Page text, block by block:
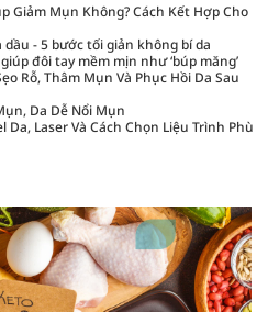
Giảm Mụn Không? Cách Kết Hợp Cho
- 5 bước tối giản không bí da
đôi tay mềm mịn như ‘búp măng’
Rỗ, Thâm Mụn Và Phục Hồi Da Sau
Da Dễ Nổi Mụn
Da, Laser Và Cách Chọn Liệu Trình Phù